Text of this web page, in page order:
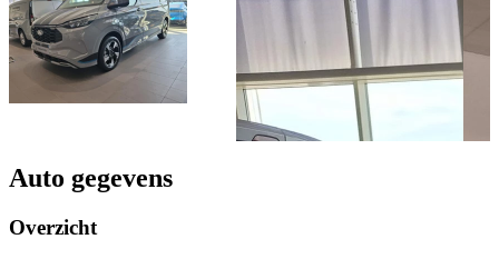
Auto gegevens
Overzicht